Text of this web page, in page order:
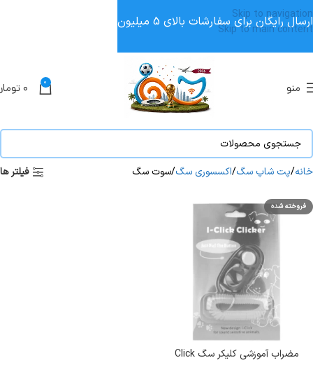
Skip to navigation
Skip to main content
منو 0 ۰
خانه پت شاپ سگ اکسسوری سگ سوت سگ فیلتر ها
فروخته شده
مضراب آموزشی کلیکر سگ Click
ارسال رایگان برای سفارشات بالای 5 میلیون